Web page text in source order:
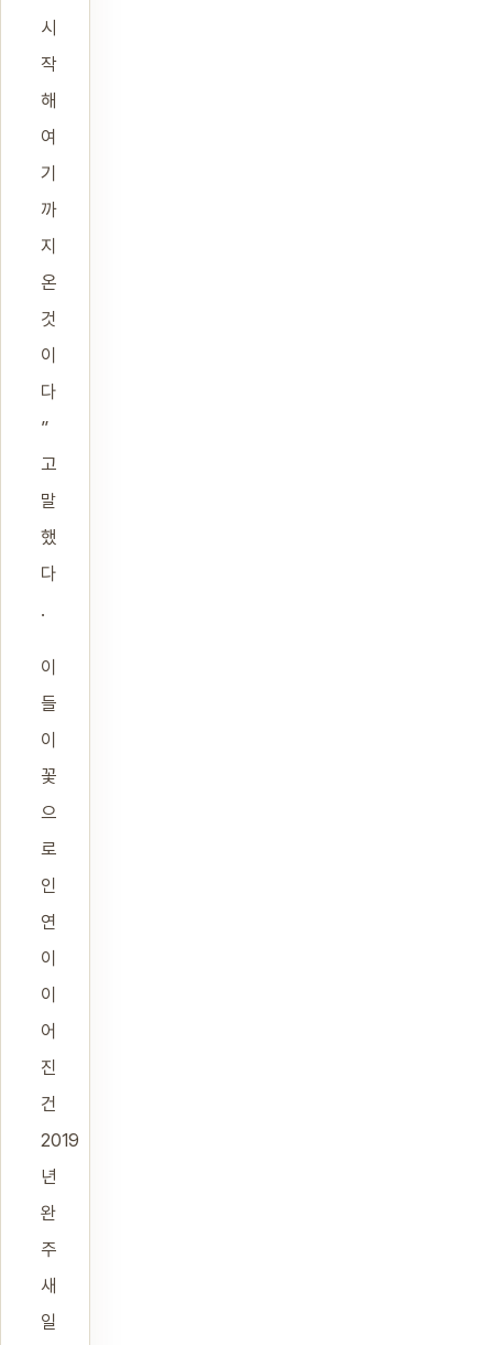
시
작
해
여
기
까
지
온
것
이
다
”
고
말
했
다
.
이
들
이
꽃
으
로
인
연
이
이
어
진
건
2019
년
완
주
새
일